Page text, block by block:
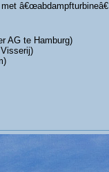
â€œabdampfturbineâ€
AG te Hamburg)